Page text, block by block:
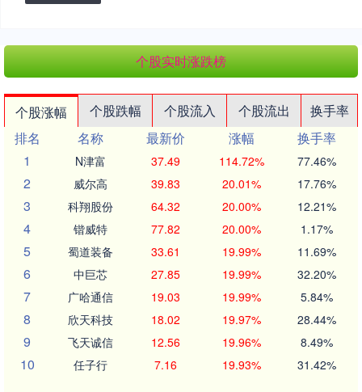
个股实时涨跌榜
个股涨幅 个股跌幅 个股流入 个股流出
换手率
排名
名称 最新价 涨幅
换手率
1
N津富 37.49 114.72% 77.46%
2 威尔高 39.83 20.01% 17.76%
3 科翔股份 64.32 20.00% 12.21%
4 锴威特 77.82 20.00% 1.17%
5 蜀道装备 33.61 19.99% 11.69%
6 中巨芯 27.85 19.99% 32.20%
7 广哈通信 19.03 19.99% 5.84%
8 欣天科技 18.02 19.97% 28.44%
9 飞天诚信 12.56 19.96% 8.49%
10 任子行 7.16 19.93% 31.42%